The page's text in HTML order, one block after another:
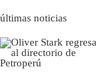
últimas noticias